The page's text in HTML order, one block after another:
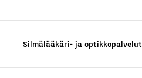
Silmälääkäri- ja optikkopalvelut